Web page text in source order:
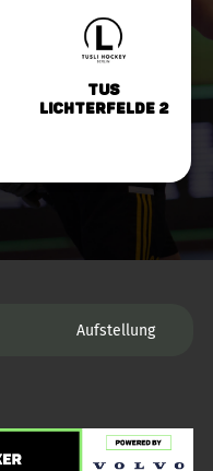
TuS
Lichterfelde 2
Aufstellung